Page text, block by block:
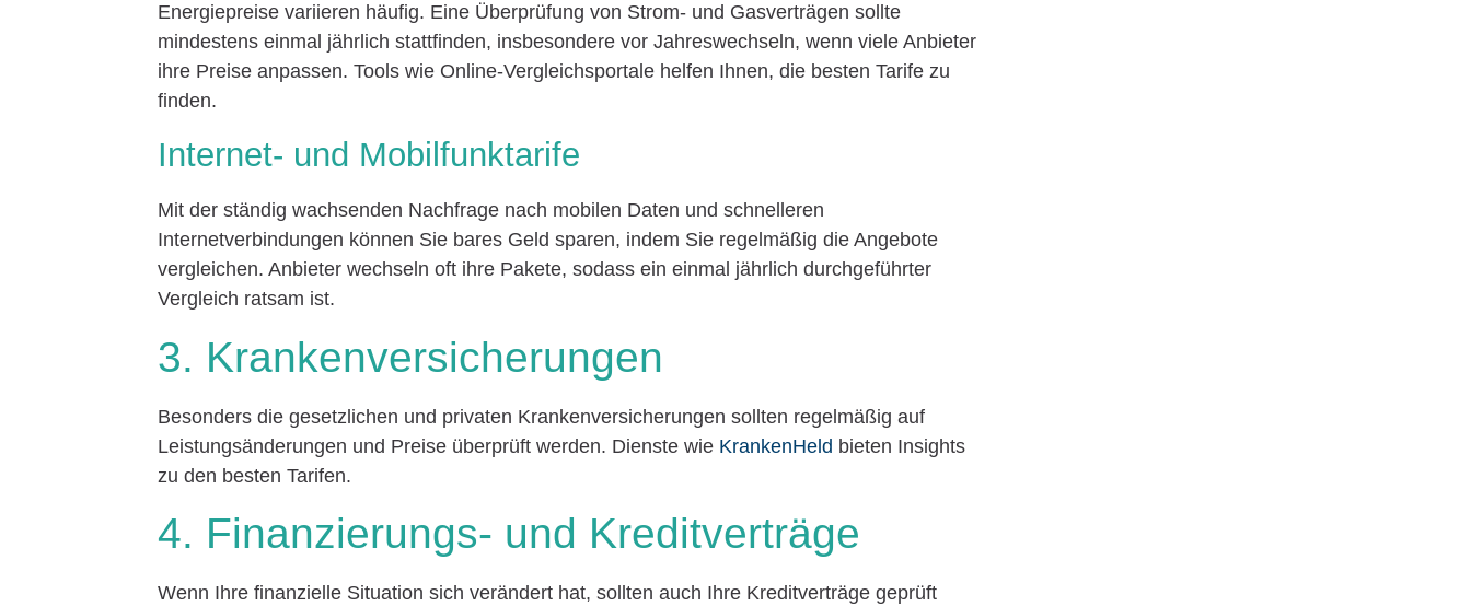
Energiepreise variieren häufig. Eine Überprüfung von Strom- und Gasverträgen sollte
mindestens einmal jährlich stattfinden, insbesondere vor Jahreswechseln, wenn viele Anbieter
ihre Preise anpassen. Tools wie Online-Vergleichsportale helfen Ihnen, die besten Tarife zu
finden.
Internet- und Mobilfunktarife
Mit der ständig wachsenden Nachfrage nach mobilen Daten und schnelleren
Internetverbindungen können Sie bares Geld sparen, indem Sie regelmäßig die Angebote
vergleichen. Anbieter wechseln oft ihre Pakete, sodass ein einmal jährlich durchgeführter
Vergleich ratsam ist.
3. Krankenversicherungen
Besonders die gesetzlichen und privaten Krankenversicherungen sollten regelmäßig auf
Leistungsänderungen und Preise überprüft werden. Dienste wie KrankenHeld bieten Insights
zu den besten Tarifen.
4. Finanzierungs- und Kreditverträge
Wenn Ihre finanzielle Situation sich verändert hat, sollten auch Ihre Kreditverträge geprüft